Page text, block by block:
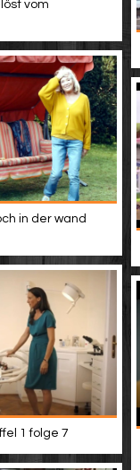
vom
in der wand
1 folge 7